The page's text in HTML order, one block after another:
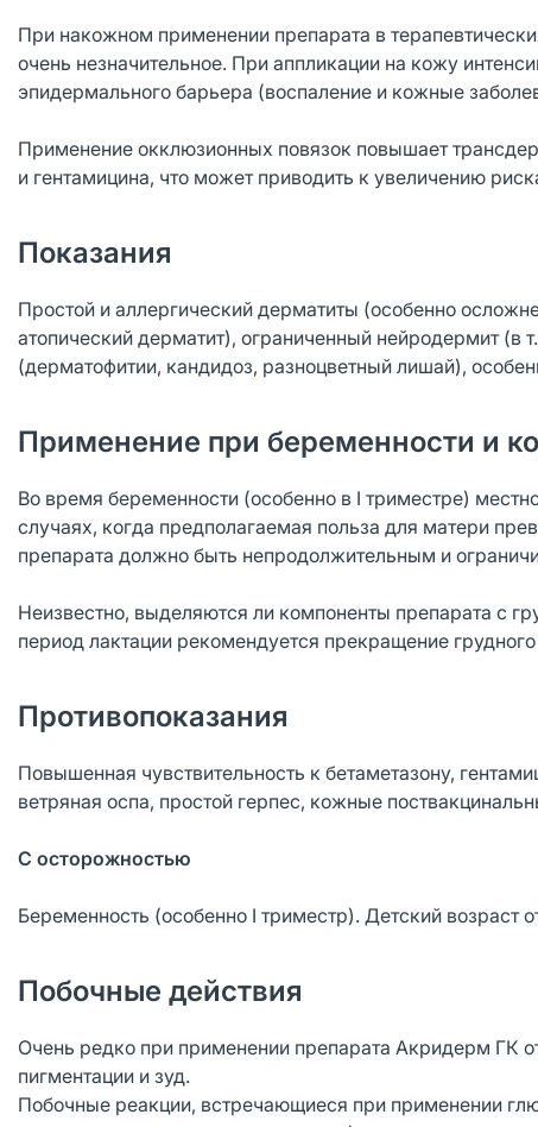
При накожном применении препарата в
очень незначительное. При аппликации на кожу
эпидермального барьера (воспаление и кожные
Применение окклюзионных повязок повышает
и гентамицина, что может приводить к увеличению
Показания
Простой и аллергический дерматиты (особенно
атопический дерматит), ограниченный нейродермит (в
(дерматофитии, кандидоз, разноцветный лишай),
Применение при беременности и
Во время беременности (особенно в I триместре)
случаях, когда предполагаемая польза для матери
препарата должно быть непродолжительным и
Неизвестно, выделяются ли компоненты препарата с
период лактации рекомендуется прекращение
Противопоказания
Повышенная чувствительность к бетаметазону,
ветряная оспа, простой герпес, кожные
С осторожностью
Беременность (особенно I триместр). Детский возраст
Побочные действия
Очень редко при применении препарата Акридерм ГК
пигментации и зуд.
Побочные реакции, встречающиеся при применении